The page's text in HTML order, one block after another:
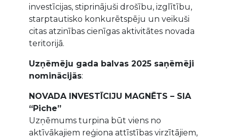
investīcijas, stiprinājuši drošību, izglītību,
starptautisko konkurētspēju un veikuši
citas atzinības cienīgas aktivitātes novada
teritorijā.
Uzņēmēju gada balvas 2025 saņēmēji
nominācijās:
NOVADA INVESTĪCIJU MAGNĒTS – SIA
“Piche”
Uzņēmums turpina būt viens no
aktīvākajiem reģiona attīstības virzītājiem,